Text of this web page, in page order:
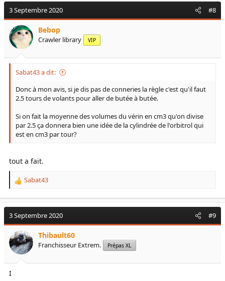
3 Septembre 2020 #8
Bebop
Crawler library VIP
Sabat43 a dit:
Donc à mon avis, si je dis pas de conneries la règle c'est qu'il faut
2.5 tours de volants pour aller de butée à butée.
Si on fait la moyenne des volumes du vérin en cm3 qu'on divise
par 2.5 ça donnera bien une idée de la cylindrée de l'orbitrol qui
est en cm3 par tour?
tout a fait.
R
t
o
n
s
:
Sabat43
3 Septembre 2020 #9
Thibault60
Franchisseur Extrem. Prépas XL
I